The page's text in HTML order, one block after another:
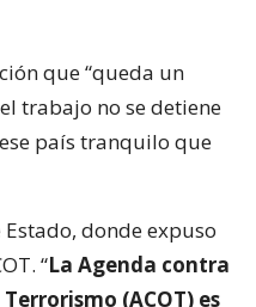
que “queda un
trabajo no se detiene
país tranquilo que
donde expuso
“La Agenda contra
(ACOT) es